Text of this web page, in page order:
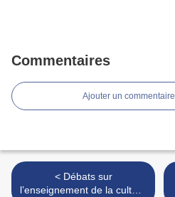
Commentaires
Ajouter un commentaire
< Débats sur
l’enseignement de la culture